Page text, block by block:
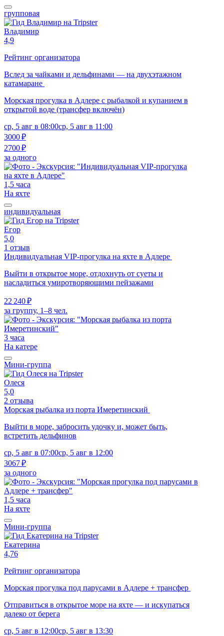
групповая
Владимир
4,9
Рейтинг организатора
Вслед за чайками и дельфинами — на двухэтажном
катамаране
Морская прогулка в Адлере с рыбалкой и купанием в
открытой воде (трансфер включён)
ср, 5 авг в 08:00ср, 5 авг в 11:00
3000 ₽
2700 ₽
за одного
1,5 часа
На яхте
индивидуальная
Егор
5,0
1 отзыв
Индивидуальная VIP-прогулка на яхте в Адлере
Выйти в открытое море, отдохнуть от суеты и
насладиться умиротворяющими пейзажами
22 240 ₽
за группу, 1–8 чел.
3 часа
На катере
Мини-группа
Олеся
5,0
2 отзыва
Морская рыбалка из порта Имеретинский
Выйти в море, забросить удочку и, может быть,
встретить дельфинов
ср, 5 авг в 07:00ср, 5 авг в 12:00
3067 ₽
за одного
1,5 часа
На яхте
Мини-группа
Екатерина
4,76
Рейтинг организатора
Морская прогулка под парусами в Адлере + трансфер
Отправиться в открытое море на яхте — и искупаться
далеко от берега
ср, 5 авг в 12:00ср, 5 авг в 13:30